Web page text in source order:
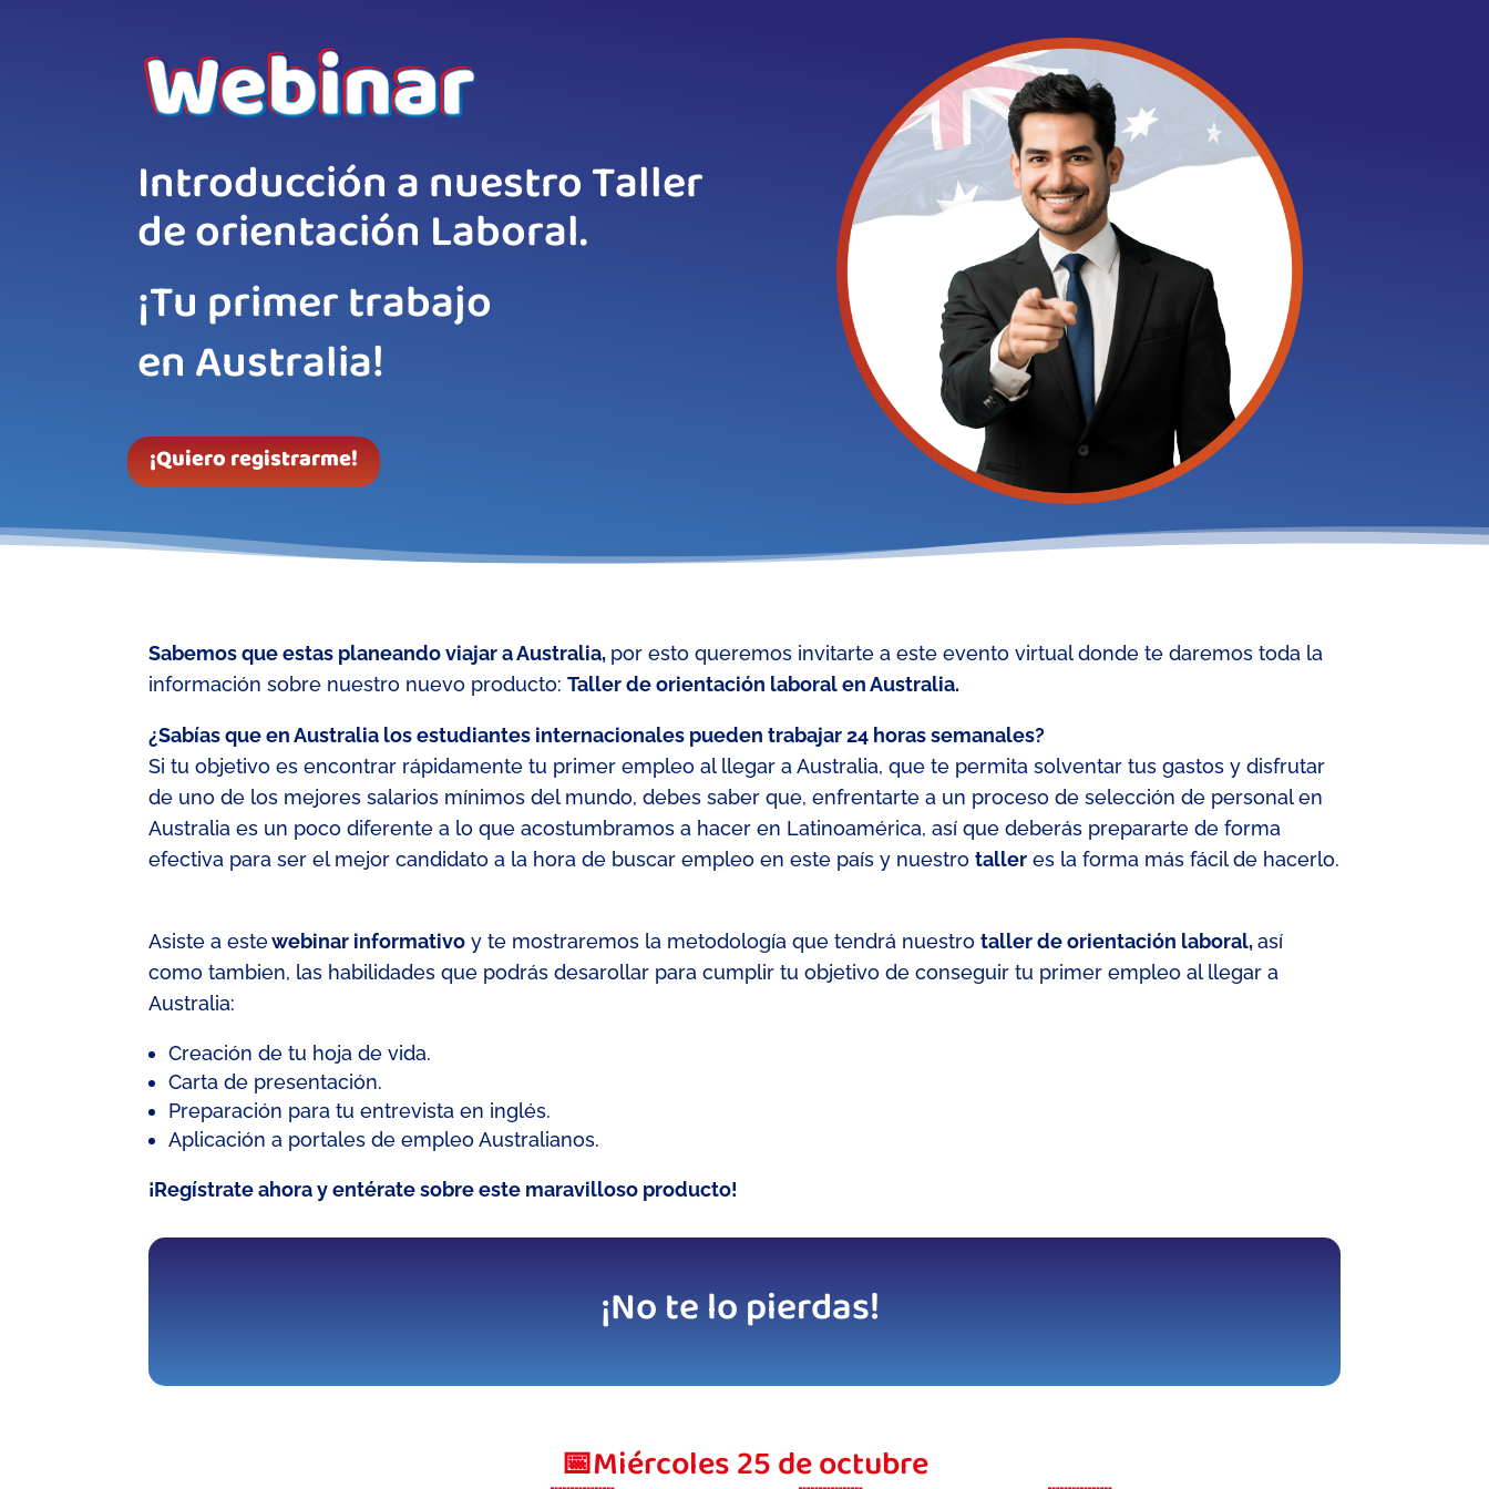
Introducción a nuestro Taller
de orientación Laboral.
¡Tu primer trabajo
en Australia!
¡Quiero registrarme!
Sabemos que estas planeando viajar a Australia, por esto queremos invitarte a esteevento virtual donde te daremos toda la
información sobre nuestro nuevo producto:Taller de orientación laboralen Australia.
¿Sabías que en Australia los estudiantes internacionales pueden trabajar 24 horas semanales?
Si tu objetivo es encontrar rápidamente tu primer empleo al llegar a Australia, que te permita solventar tus gastos y disfrutar
de uno de los mejores salarios mínimos del mundo,debes saber que, enfrentarte a un proceso de selecciónde personalen
Australia es un poco diferente a lo que acostumbramos a hacer en Latinoamérica, así que deberás prepararte de forma
efectiva para ser el mejor candidatoa la hora de buscar empleo en este país y nuestrotaller es la forma más fácil de hacerlo.
Asiste a estewebinar informativo y te mostraremos la metodología que tendrá nuestrotaller de orientación laboral,así
como tambien, las habilidades que podrás desarollar para cumplir tu objetivo de conseguir tu primer empleo al llegar a
Australia:
Creación detu hoja de vida.
Cartade presentación.
Preparación para tu entrevista en inglés.
Aplicación a portales de empleo Australianos.
¡Regístrate ahora y entérate sobre este maravilloso producto!
¡No te lo pierdas!
📅Miércoles 25 de octubre